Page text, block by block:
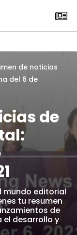
de noticias
del 6 de
de
mundo editorial
tu resumen
de
el desarrollo y